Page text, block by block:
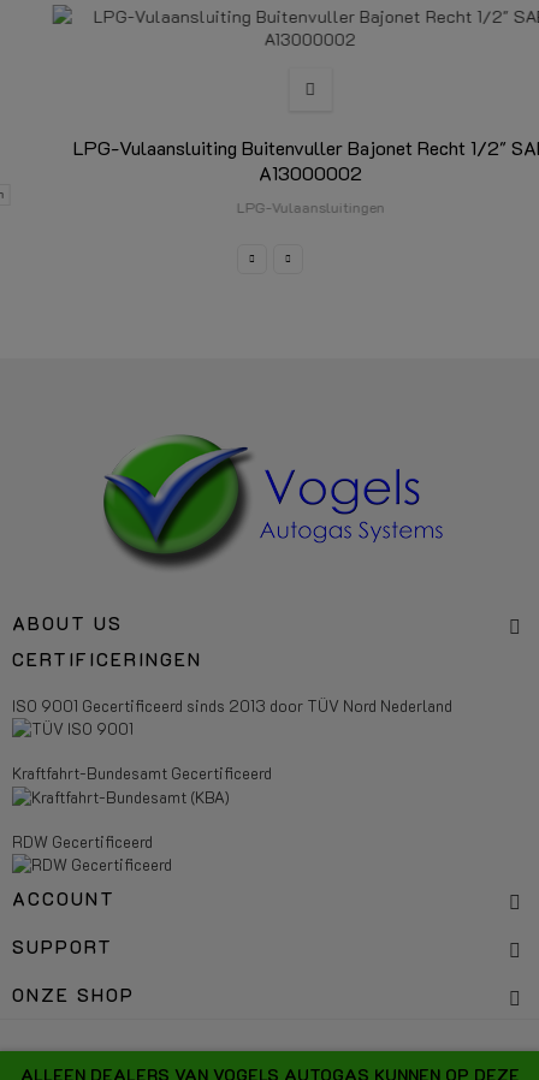
ALLEEN DEALERS VAN VOGELS AUTOGAS KUNNEN OP DEZE
BIJBEHORENDE VULONDERDELEN
LPG-Vulaansluiting Buitenvuller Bajonet Recht 1/2" SAE
LPG-Vulaansluitingen
ABOUT US
CERTIFICERINGEN
RDW Gecertificeerd
ACCOUNT
SUPPORT